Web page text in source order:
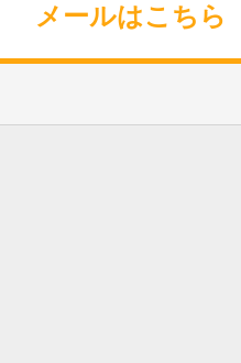
メールはこちら